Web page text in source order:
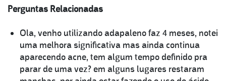
Perguntas Relacionadas
Ola, venho utilizando adapaleno faz 4 meses, notei
uma melhora significativa mas ainda continua
aparecendo acne, tem algum tempo definido pra
parar de uma vez? em alguns lugares restaram